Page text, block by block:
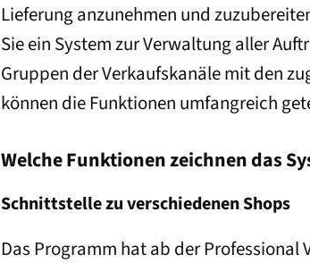
Lieferung anzunehmen und
Sie ein System zur Verwaltung aller
Gruppen der Verkaufskanäle mit den
können die Funktionen umfangreich
Welche Funktionen zeichnen das
Schnittstelle zu verschiedenen Shops
Das Programm hat ab der